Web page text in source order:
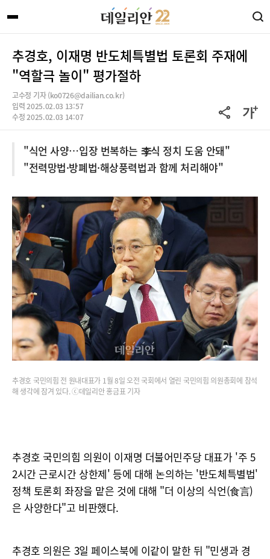
추경호, 이재명 반도체특별법 토론회 주재에
"역할극 놀이" 평가절하
고수정 기자 (ko0726@dailian.co.kr)
입력 2025.02.03 13:57
수정 2025.02.03 14:07
"식언 사양…입장 번복하는 李식 정치 도움 안돼"
"전력망법·방폐법·해상풍력법과 함께 처리해야"
추경호 국민의힘 전 원내대표가 1월 8일 오전 국회에서 열린 국민의힘 의원총회에 참석
해 생각에 잠겨 있다. ⓒ데일리안 홍금표 기자
추경호 국민의힘 의원이 이재명 더불어민주당 대표가 '주 5
2시간 근로시간 상한제' 등에 대해 논의하는 '반도체특별법'
정책 토론회 좌장을 맡은 것에 대해 "더 이상의 식언(食言)
은 사양한다"고 비판했다.
추경호 의원은 3일 페이스북에 이같이 말한 뒤 "민생과 경